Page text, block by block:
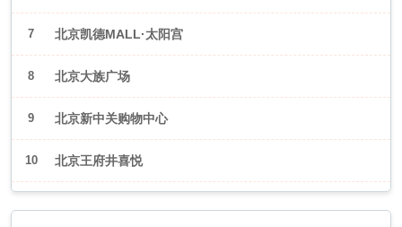
7 北京凯德MALL·太阳宫
8 北京大族广场
9 北京新中关购物中心
10 北京王府井喜悦